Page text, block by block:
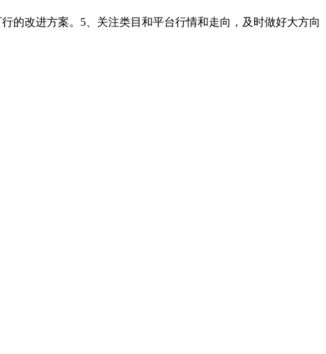
的改进方案。5、关注类目和平台行情和走向，及时做好大方向